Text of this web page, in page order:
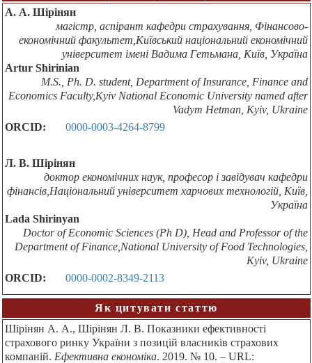
А. А. Шірінян
магістр, аспірант кафедри страхування, Фінансово-
економічний факультет,Київський національний економічний
університет імені Вадима Гетьмана, Київ, Україна
Artur Shirinian
M.S., Ph. D. student, Department of Insurance, Finance and
Economics Faculty,Kyiv National Economic University named after
Vadym Hetman, Kyiv, Ukraine
ORCID:
0000-0003-4264-8799
Л. В. Шірінян
доктор економічних наук, професор і завідувач кафедри
фінансів,Національний університет харчових технологій, Київ,
Україна
Lada Shirinyan
Doctor of Economic Sciences (Ph D), Head and Professor of the
Department of Finance,National University of Food Technologies,
Kyiv, Ukraine
ORCID:
0000-0002-8349-2113
Як цитувати статтю
Шірінян А. А., Шірінян Л. В. Показники ефективності
страхового ринку України з позицій власників страхових
компаній. Ефективна економіка. 2019. № 10. – URL: